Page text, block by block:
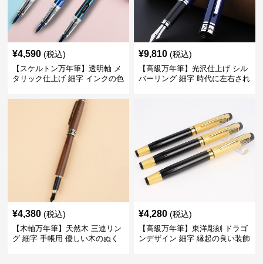
¥4,590 (税込)
【スケルトン万年筆】透明軸 メ
タリック仕上げ 細字 インクの色
する
¥9,810 (税込)
【高級万年筆】光沢仕上げ シル
バーリング 細字 時代に左右され
¥4,380 (税込)
【木軸万年筆】天然木 三連リン
グ 細字 手帳用 優しい木のぬく
¥4,280 (税込)
【高級万年筆】東洋彫刻 ドラゴ
ンデザイン 細字 縁起の良い装飾